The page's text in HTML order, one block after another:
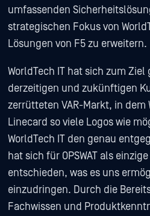
umfassenden
strategischen Fokus von
Lösungen von F5 zu erweitern.
WorldTech IT hat sich zum
derzeitigen und zukünftigen
zerrütteten VAR-Markt, in
Linecard so viele Logos wie
WorldTech IT den genau
hat sich für OPSWAT als
entschieden, was es uns
einzudringen. Durch die
Fachwissen und